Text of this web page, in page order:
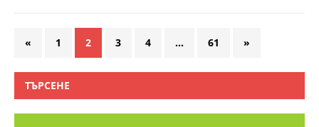
« 1 2 3 4 … 61 »
ТЪРСЕНЕ